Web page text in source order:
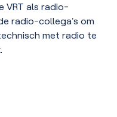
VRT als radio-
radio-collega's om
met radio te